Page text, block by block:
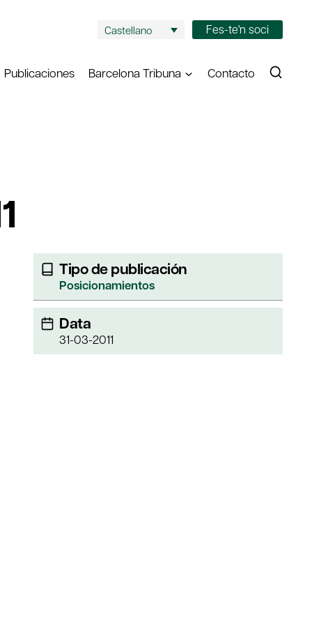
Castellano Fes-te'n soci
Publicaciones Barcelona Tribuna Contacto
Tipo de publicación
Posicionamientos
Data
31-03-2011